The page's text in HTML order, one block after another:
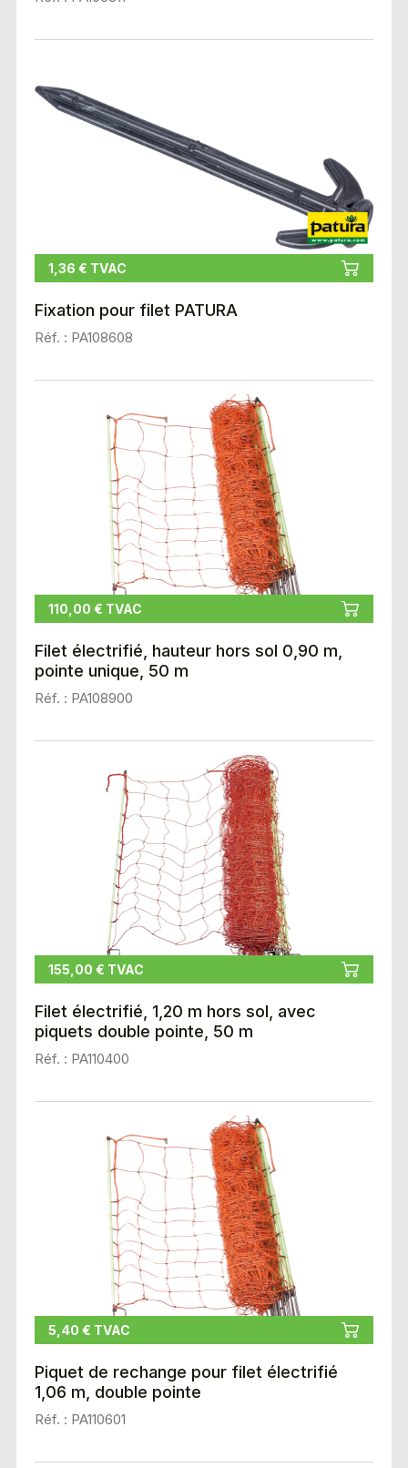
1,36 € TVAC
Fixation pour filet PATURA
Réf. : PA108608
110,00 € TVAC
Filet électrifié, hauteur hors sol 0,90 m,
pointe unique, 50 m
Réf. : PA108900
155,00 € TVAC
Filet électrifié, 1,20 m hors sol, avec
piquets double pointe, 50 m
Réf. : PA110400
5,40 € TVAC
Piquet de rechange pour filet électrifié
1,06 m, double pointe
Réf. : PA110601